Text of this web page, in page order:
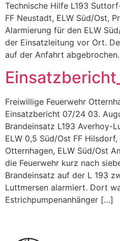
Technische Hilfe L193
FF Neustadt, ELW Süd/Ost,
Alarmierung für den ELW
der Einsatzleitung vor Ort.
auf der Anfahrt abgebrochen.
Freiwillige Feuerwehr
Einsatzbericht 07/24 03.
Brandeinsatz L193 Averhoy-
ELW 0,5 Süd/Ost FF
Otternhagen, ELW Süd/Ost
die Feuerwehr kurz nach
Brandeinsatz auf der L 193
Luttmersen alarmiert. Dort
Estrichpumpenanhänger […]